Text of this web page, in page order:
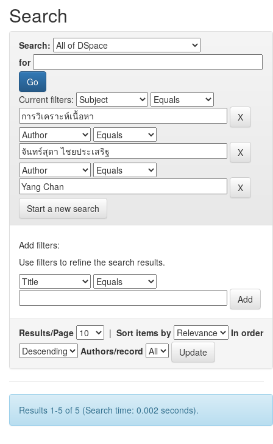
Search
Search:
for
Current filters:
Start a new search
Add filters:
Use filters to refine the search results.
Results/Page | Sort items by
In order
Authors/record
Results 1-5 of 5 (Search time: 0.002 seconds).